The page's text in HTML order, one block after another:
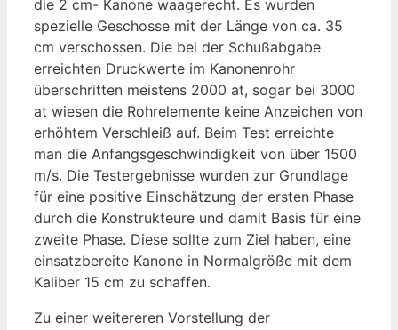
die 2 cm- Kanone waagerecht. Es wurden
spezielle Geschosse mit der Länge von ca. 35
cm verschossen. Die bei der Schußabgabe
erreichten Druckwerte im Kanonenrohr
überschritten meistens 2000 at, sogar bei 3000
at wiesen die Rohrelemente keine Anzeichen von
erhöhtem Verschleiß auf. Beim Test erreichte
man die Anfangsgeschwindigkeit von über 1500
m/s. Die Testergebnisse wurden zur Grundlage
für eine positive Einschätzung der ersten Phase
durch die Konstrukteure und damit Basis für eine
zweite Phase. Diese sollte zum Ziel haben, eine
einsatzbereite Kanone in Normalgröße mit dem
Kaliber 15 cm zu schaffen.
Zu einer weitereren Vorstellung der